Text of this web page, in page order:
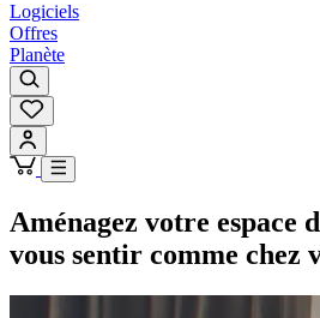
Logiciels
Offres
Planète
Aménagez votre espace
vous sentir comme chez